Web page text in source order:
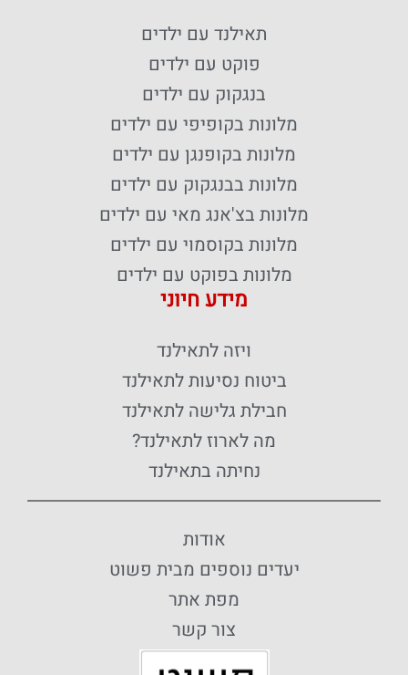
תאילנד עם ילדים
פוקט עם ילדים
בנגקוק עם ילדים
מלונות בקופיפי עם ילדים
מלונות בקופנגן עם ילדים
מלונות בבנגקוק עם ילדים
מלונות בצ'אנג מאי עם ילדים
מלונות בקוסמוי עם ילדים
מלונות בפוקט עם ילדים
מידע חיוני
ויזה לתאילנד
ביטוח נסיעות לתאילנד
חבילת גלישה לתאילנד
מה לארוז לתאילנד?
נחיתה בתאילנד
אודות
יעדים נוספים מבית פשוט
מפת אתר
צור קשר